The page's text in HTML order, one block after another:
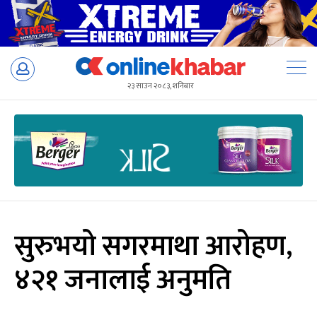
Skip
२३ साउन २०८३, शनिबार
सुरुभयो सगरमाथा आरोहण,
४२१ जनालाई अनुमति